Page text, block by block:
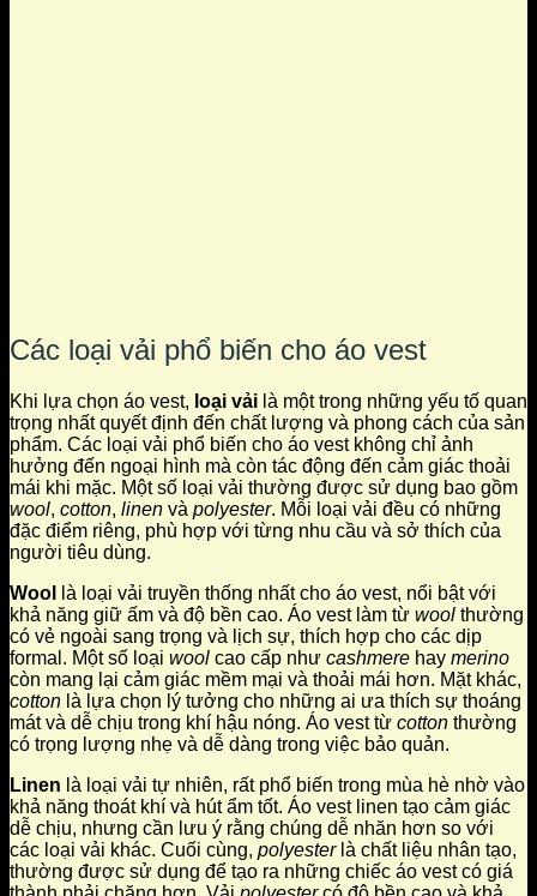
Các loại vải phổ biến cho áo vest
Khi lựa chọn áo vest, loại vải là một trong những yếu tố quan
trọng nhất quyết định đến chất lượng và phong cách của sản
phẩm. Các loại vải phổ biến cho áo vest không chỉ ảnh
hưởng đến ngoại hình mà còn tác động đến cảm giác thoải
mái khi mặc. Một số loại vải thường được sử dụng bao gồm
wool, cotton, linen và polyester. Mỗi loại vải đều có những
đặc điểm riêng, phù hợp với từng nhu cầu và sở thích của
người tiêu dùng.
Wool
là loại vải truyền thống nhất cho áo vest, nổi bật với
khả năng giữ ấm và độ bền cao. Áo vest làm từ wool thường
có vẻ ngoài sang trọng và lịch sự, thích hợp cho các dịp
formal. Một số loại wool cao cấp như cashmere hay merino
còn mang lại cảm giác mềm mại và thoải mái hơn. Mặt khác,
cotton là lựa chọn lý tưởng cho những ai ưa thích sự thoáng
mát và dễ chịu trong khí hậu nóng. Áo vest từ cotton thường
có trọng lượng nhẹ và dễ dàng trong việc bảo quản.
Linen là loại vải tự nhiên, rất phổ biến trong mùa hè nhờ vào
khả năng thoát khí và hút ẩm tốt. Áo vest linen tạo cảm giác
dễ chịu, nhưng cần lưu ý rằng chúng dễ nhăn hơn so với
các loại vải khác. Cuối cùng, polyesterlà chất liệu nhân tạo,
thường được sử dụng để tạo ra những chiếc áo vest có giá